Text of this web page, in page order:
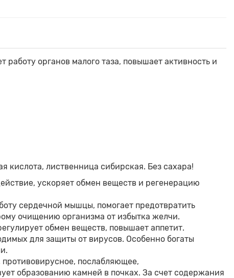
органов малого таза, повышает активность и
кислота, лиственница сибирская. Без сахара!
ускоряет обмен веществ и регенерацию
сердечной мышцы, помогает предотвратить
очищению организма от избытка желчи.
обмен веществ, повышает аппетит.
для защиты от вирусов. Особенно богаты
послабляющее,
образованию камней в почках. За счет содержания